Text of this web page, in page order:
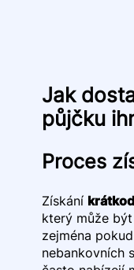
Jak
půjčku
Proces
Získání
který může
zejména
nebankovních